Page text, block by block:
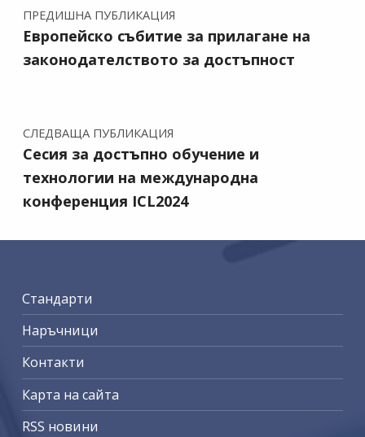
ПРЕДИШНА ПУБЛИКАЦИЯ
Европейско събитие за прилагане на
законодателството за достъпност
СЛЕДВАЩА ПУБЛИКАЦИЯ
Сесия за достъпно обучение и
технологии на международна
конференция ICL2024
Стандарти
Наръчници
Контакти
Карта на сайта
RSS новини